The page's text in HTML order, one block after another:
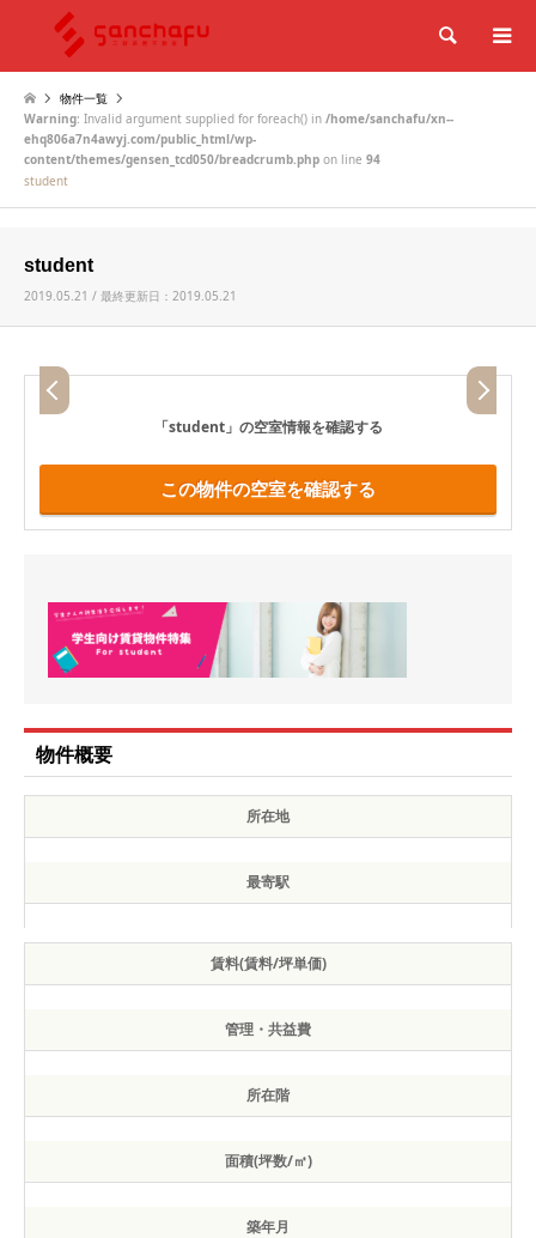
検索
物件一覧
Warning: Invalid argument supplied for foreach() in /home/sanchafu/xn--
ehq806a7n4awyj.com/public_html/wp-
content/themes/gensen_tcd050/breadcrumb.php on line 94
student
student
2019.05.21 / 最終更新日：2019.05.21
「student」 の空室情報を確認する
この物件の空室を確認する
物件概要
所在地
最寄駅
賃料(賃料/坪単価)
管理・共益費
所在階
面積(坪数/㎡)
築年月